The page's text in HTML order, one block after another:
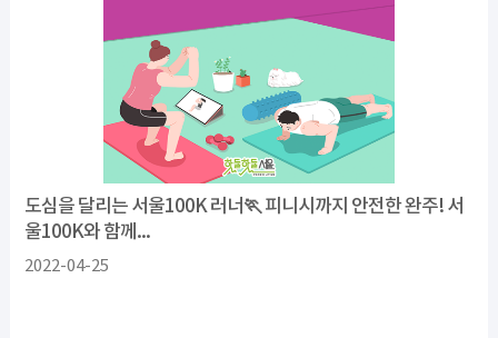
도심을 달리는 서울100K 러너🏃 피니시까지 안전한 완주! 서
울100K와 함께...
2022-04-25